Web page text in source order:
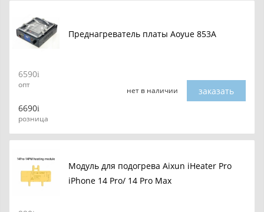
Преднагреватель платы Aoyue 853A
6590
опт
6690
розница
нет в наличии заказать
Модуль для подогрева Aixun iHeater Pro
iPhone 14 Pro/ 14 Pro Max